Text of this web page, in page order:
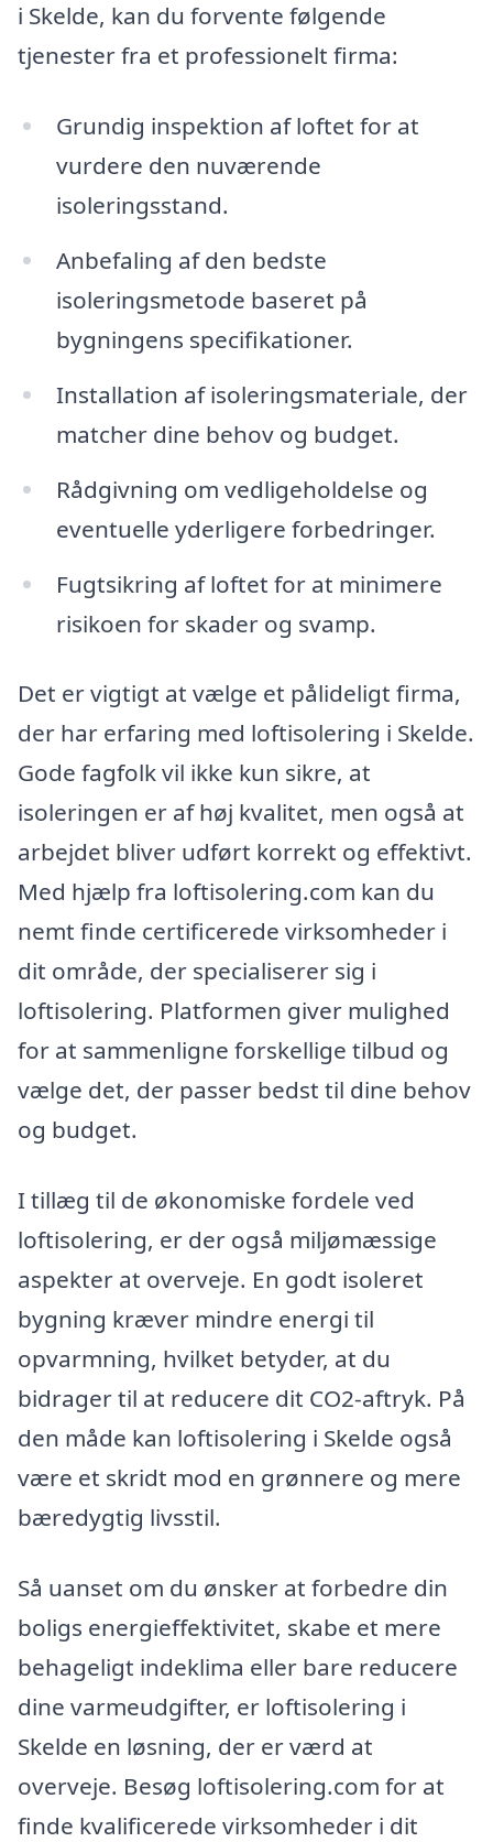
i Skelde, kan du forvente følgende
tjenester fra et professionelt firma:
Grundig inspektion af loftet for at
vurdere den nuværende
isoleringsstand.
Anbefaling af den bedste
isoleringsmetode baseret på
bygningens specifikationer.
Installation af isoleringsmateriale, der
matcher dine behov og budget.
Rådgivning om vedligeholdelse og
eventuelle yderligere forbedringer.
Fugtsikring af loftet for at minimere
risikoen for skader og svamp.
Det er vigtigt at vælge et pålideligt firma,
der har erfaring med loftisolering i Skelde.
Gode fagfolk vil ikke kun sikre, at
isoleringen er af høj kvalitet, men også at
arbejdet bliver udført korrekt og effektivt.
Med hjælp fra loftisolering.com kan du
nemt finde certificerede virksomheder i
dit område, der specialiserer sig i
loftisolering. Platformen giver mulighed
for at sammenligne forskellige tilbud og
vælge det, der passer bedst til dine behov
og budget.
I tillæg til de økonomiske fordele ved
loftisolering, er der også miljømæssige
aspekter at overveje. En godt isoleret
bygning kræver mindre energi til
opvarmning, hvilket betyder, at du
bidrager til at reducere dit CO2-aftryk. På
den måde kan loftisolering i Skelde også
være et skridt mod en grønnere og mere
bæredygtig livsstil.
Så uanset om du ønsker at forbedre din
boligs energieffektivitet, skabe et mere
behageligt indeklima eller bare reducere
dine varmeudgifter, er loftisolering i
Skelde en løsning, der er værd at
overveje. Besøg loftisolering.com for at
finde kvalificerede virksomheder i dit